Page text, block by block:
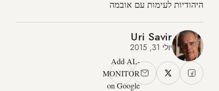
היהודיות לעימות עם אובמה
Uri Savir
יולי 31, 2015
Add AL-
MONITOR
on Google